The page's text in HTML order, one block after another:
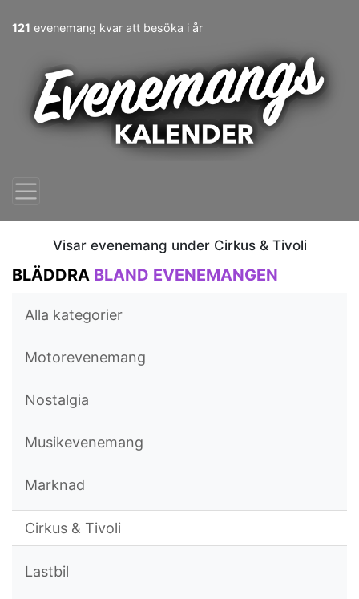
121 evenemang kvar att besöka i år
Visar evenemang under Cirkus & Tivoli
BLÄDDRA BLAND EVENEMANGEN
Alla kategorier
Motorevenemang
Nostalgia
Musikevenemang
Marknad
Cirkus & Tivoli
Lastbil